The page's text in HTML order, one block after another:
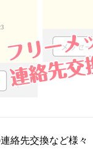
絡先交換など様々